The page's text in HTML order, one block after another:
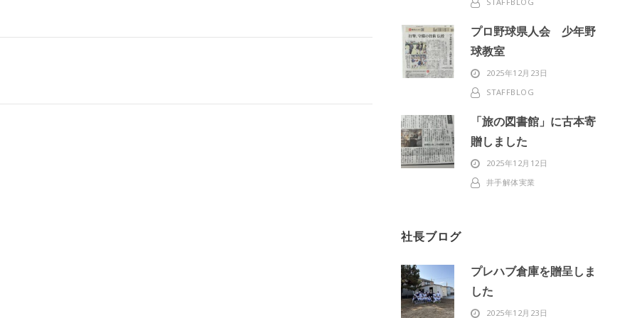
プロ野球県人会 少年野
球教室
2025年12月23日
STAFFBLOG
「旅の図書館」に古本寄
贈しました
2025年12月12日
井手解体実業
社長ブログ
プレハブ倉庫を贈呈しま
した
2025年12月23日